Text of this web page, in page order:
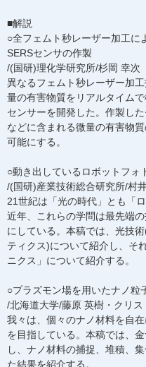
■解説
○全フェムト秒レーザー加工に
SERSセンサの作製
/(国研)理化学研究所/杉岡 幸次
異なるフェムト秒レーザー加
量の有害物質をリアルタイム
センサーを開発した。作製し
などに含まれる微量の有害物
可能にする。
○動き出しているロボットフォ
/(国研)産業技術総合研究所/村
21世紀は「光の時代」とも「
近年、これらの学問は最先端
にしている。本稿では、光技
ティクス)について紹介し、そ
ニクス」について紹介する。
○プラズモン場を用いたナノ粒
/北海道大学/藤原 英樹・クリス
我々は、個々のナノ材料を自
を目指している。本稿では、
し、ナノ材料の捕捉、堆積、
た結果を紹介する。